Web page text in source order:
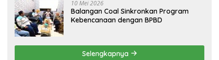
10 Mei 2026
Balangan Coal Sinkronkan Program
Kebencanaan dengan BPBD
Selengkapnya